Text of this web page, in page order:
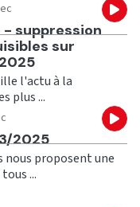
- suppression
sur
l'actu à la
plus ...
2025
nous proposent une
...